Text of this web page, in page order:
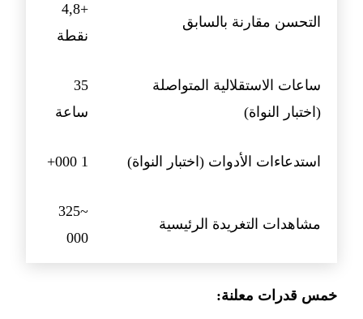
التحسن مقارنة بالسابق
+4,8
نقطة
ساعات الاستقلالية المتواصلة
(اختبار النواة)
35
ساعة
استدعاءات الأدوات (اختبار النواة) 1 000+
مشاهدات التغريدة الرئيسية
~325
000
خمس قدرات معلنة: